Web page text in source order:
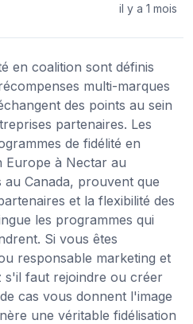
il y a 1 mois
en coalition sont définis
multi-marques
des points au sein
partenaires. Les
de fidélité en
Europe à Nectar au
Canada, prouvent que
et la flexibilité des
les programmes qui
Si vous êtes
responsable marketing et
s'il faut rejoindre ou créer
cas vous donnent l'image
une véritable fidélisation